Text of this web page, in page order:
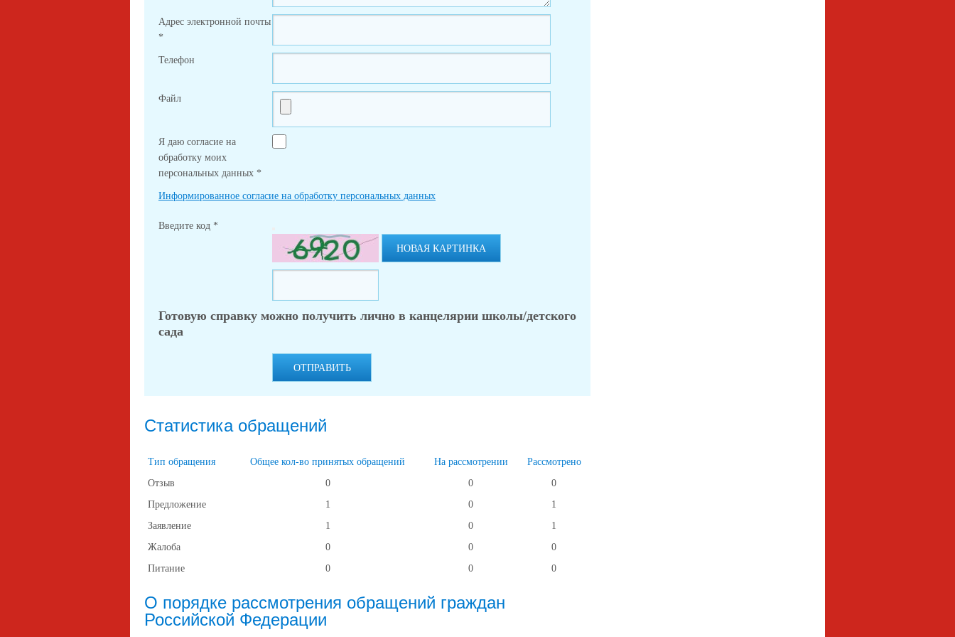
Адрес электронной почты
*
Телефон
Файл
Я даю согласие на
обработку моих
персональных данных *
Информированное согласие на обработку персональных данных
Введите код *
НОВАЯ КАРТИНКА
Готовую справку можно получить лично в канцелярии школы/детского
сада
ОТПРАВИТЬ
Статистика обращений
Тип обращения Общее кол-во принятых обращений На рассмотрении
Рассмотрено
Отзыв
0 0
0
Предложение
1 0
1
Заявление
1 0
1
Жалоба
0 0
0
Питание
0 0 0
О порядке рассмотрения обращений граждан
Российской Федерации